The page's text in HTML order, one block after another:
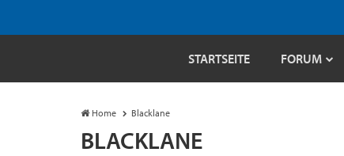
STARTSEITE FORUM
Home Blacklane
BLACKLANE